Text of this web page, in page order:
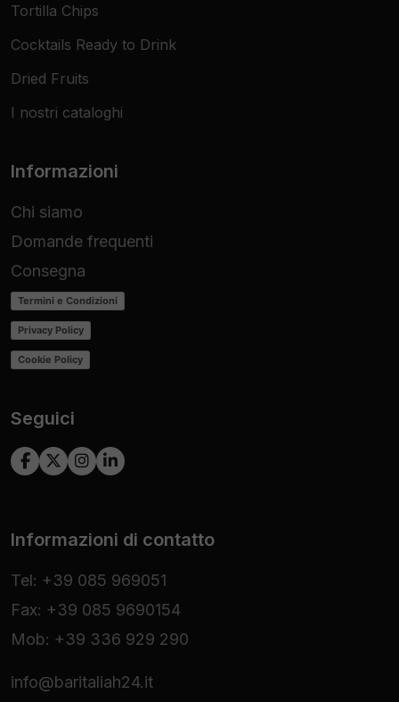
Tortilla Chips
Cocktails Ready to Drink
Dried Fruits
I nostri cataloghi
Informazioni
Chi siamo
Domande frequenti
Consegna
Termini e Condizioni
Privacy Policy
Cookie Policy
Seguici
Informazioni di contatto
Tel: +39 085 969051
Fax: +39 085 9690154
Mob: +39 336 929 290
info@baritaliah24.it